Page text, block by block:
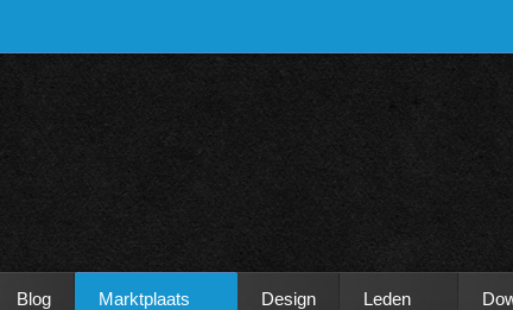
Blog Marktplaats Design Leden